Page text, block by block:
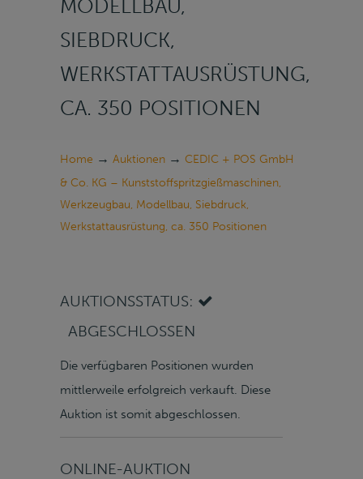
ODELLBAU, S
IEBDRUCK, W
ERKSTATTAUSRÜSTUNG, C
A. 350 POSITIONEN
Home → Auktionen → CEDIC + POS GmbH
& Co. KG – Kunststoffspritzgießmaschinen,
Werkzeugbau, Modellbau, Siebdruck,
Werkstattausrüstung, ca. 350 Positionen
AUKTIONSSTATUS:
ABGESCHLOSSEN
Die verfügbaren Positionen wurden
mittlerweile erfolgreich verkauft. Diese
Auktion ist somit abgeschlossen.
ONLINE-AUKTION